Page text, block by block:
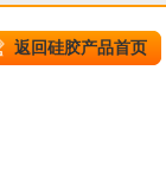
返回硅胶产品首页